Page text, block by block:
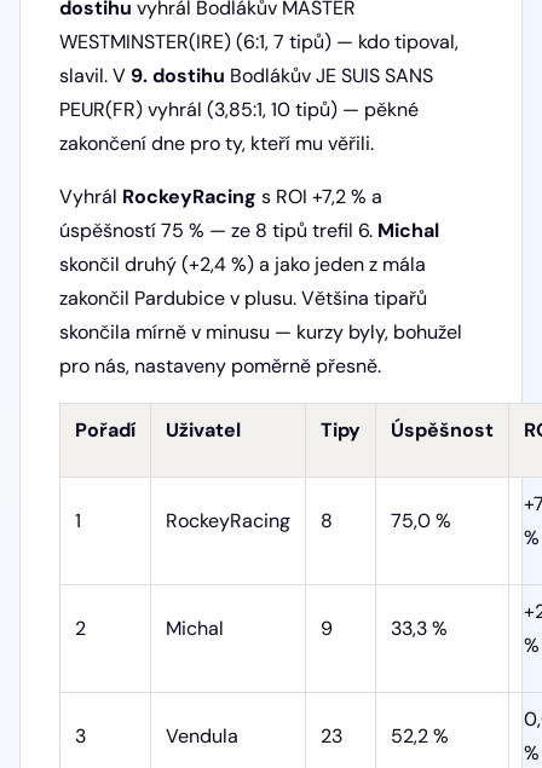
dostihu vyhrál Bodlákův MASTER
WESTMINSTER(IRE) (6:1, 7 tipů) — kdo tipoval,
slavil. V 9. dostihu Bodlákův JE SUIS SANS
PEUR(FR) vyhrál (3,85:1, 10 tipů) — pěkné
zakončení dne pro ty, kteří mu věřili.
Vyhrál RockeyRacing s ROI +7,2 % a
úspěšností 75 % — ze 8 tipů trefil 6. Michal
skončil druhý (+2,4 %) a jako jeden z mála
zakončil Pardubice v plusu. Většina tipařů
skončila mírně v minusu — kurzy byly, bohužel
pro nás, nastaveny poměrně přesně.
Pořadí Uživatel Tipy Úspěšnost
1 RockeyRacing 8 75,0 %
%
2 Michal 9 33,3 %
%
3 Vendula 23 52,2 %
%